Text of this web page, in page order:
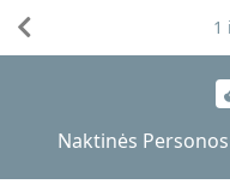
Naktinės
1